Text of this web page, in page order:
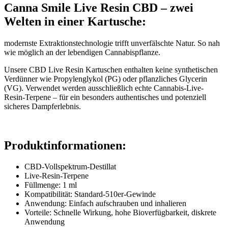
Canna Smile Live Resin CBD – zwei
Welten in einer Kartusche:
modernste Extraktionstechnologie trifft unverfälschte Natur. So nah
wie möglich an der lebendigen Cannabispflanze.
Unsere CBD Live Resin Kartuschen enthalten keine synthetischen
Verdünner wie Propylenglykol (PG) oder pflanzliches Glycerin
(VG). Verwendet werden ausschließlich echte Cannabis-Live-
Resin-Terpene – für ein besonders authentisches und potenziell
sicheres Dampferlebnis.
Produktinformationen:
CBD-Vollspektrum-Destillat
Live-Resin-Terpene
Füllmenge: 1 ml
Kompatibilität: Standard-510er-Gewinde
Anwendung: Einfach aufschrauben und inhalieren
Vorteile: Schnelle Wirkung, hohe Bioverfügbarkeit, diskrete
Anwendung